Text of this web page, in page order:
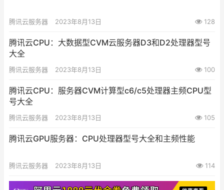
腾讯云服务器 2023年8月13日 128
腾讯云CPU：大数据型CVM云服务器D3和D2处理器型号
大全
腾讯云服务器 2023年8月13日 100
腾讯云CPU：服务器CVM计算型c6/c5处理器主频CPU型
号大全
腾讯云服务器 2023年8月13日 105
腾讯云GPU服务器：CPU处理器型号大全和主频性能
腾讯云服务器 2023年8月13日 114